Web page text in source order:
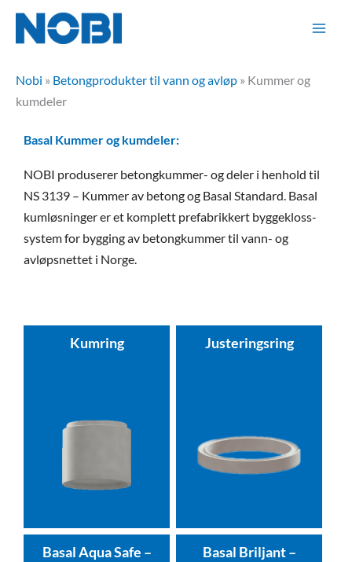
Hopp
innholdet
Nobi » Betongprodukter til vann og avløp » Kummer og
kumdeler
Basal Kummer og kumdeler:
NOBI produserer betongkummer- og deler i henhold til
NS 3139 – Kummer av betong og Basal Standard. Basal
kumløsninger er et komplett prefabrikkert byggekloss-
system for bygging av betongkummer til vann- og
avløpsnettet i Norge.
Kumring Justeringsring
Basal Aqua Safe –
Basal Briljant –